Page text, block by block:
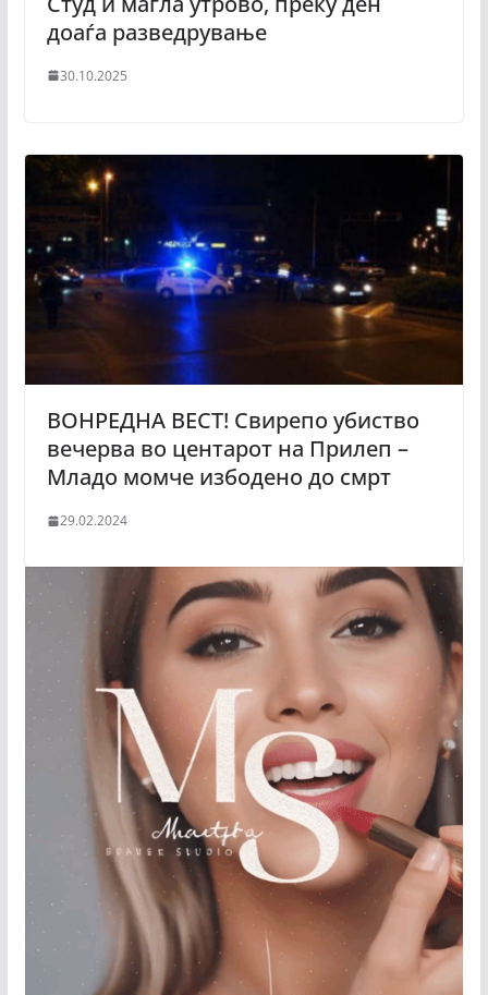
доаѓа разведрување
30.10.2025
ВОНРЕДНА ВЕСТ! Свирепо убиство
вечерва во центарот на Прилеп –
Младо момче избодено до смрт
29.02.2024